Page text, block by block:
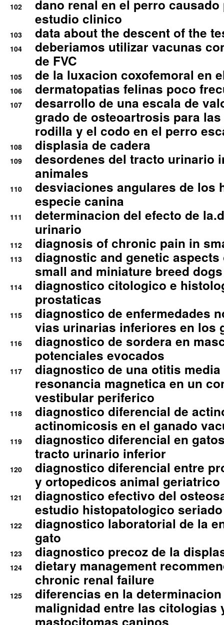
102
dano renal en el perro
estudio clinico
103 data about the descent of the
104
deberiamos utilizar vacunas
de FVC
105 de la luxacion coxofemoral en
106 dermatopatias felinas poco
107
desarrollo de una escala de
grado de osteoartrosis para
rodilla y el codo en el perro
108 displasia de cadera
109
desordenes del tracto urinario
animales
110
desviaciones angulares de los
especie canina
111
determinacion del efecto de
urinario
112 diagnosis of chronic pain in
113
diagnostic and genetic
small and miniature breed
114
diagnostico citologico e
prostaticas
115
diagnostico de enfermedades
vias urinarias inferiores en los
116
diagnostico de sordera en
potenciales evocados
117
diagnostico de una otitis
resonancia magnetica en un
vestibular periferico
118
diagnostico diferencial de
actinomicosis en el ganado
119
diagnostico diferencial en
tracto urinario inferior
120
diagnostico diferencial entre
y ortopedicos animal geriatrico
121
diagnostico efectivo del
estudio histopatologico seriado
122
diagnostico laboratorial de la
gato
123 diagnostico precoz de la
124
dietary management
chronic renal failure
125
diferencias en la
malignidad entre las citologias